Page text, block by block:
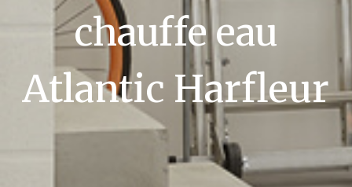
chauffe eau
Atlantic Harfleur